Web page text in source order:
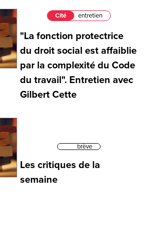
Cité entretien
"La fonction protectrice
du droit social est affaiblie
par la complexité du Code
du travail". Entretien avec
Gilbert Cette
brève
Les critiques de la
semaine